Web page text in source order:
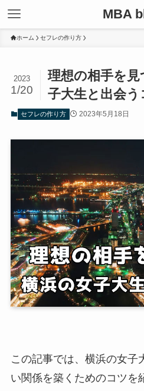
MBA
ホーム セフレの作り方
理想の相手を
子大生と出会う
2023
1/20
セフレの作り方 2023年5月18日
この記事では、横浜の女子
い関係を築くためのコツを